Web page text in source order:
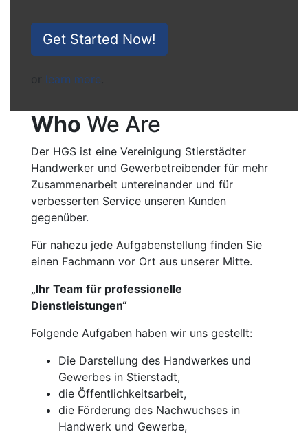
Get Started Now!
or learn more
Who We Are
Der HGS ist eine Vereinigung Stierstädter
Handwerker und Gewerbetreibender für mehr
Zusammenarbeit untereinander und für
verbesserten Service unseren Kunden
gegenüber.
Für nahezu jede Aufgabenstellung finden Sie
einen Fachmann vor Ort aus unserer Mitte.
„Ihr Team für professionelle
Dienstleistungen“
Folgende Aufgaben haben wir uns gestellt:
Die Darstellung des Handwerkes und
Gewerbes in Stierstadt,
die Öffentlichkeitsarbeit,
die Förderung des Nachwuchses in
Handwerk und Gewerbe,